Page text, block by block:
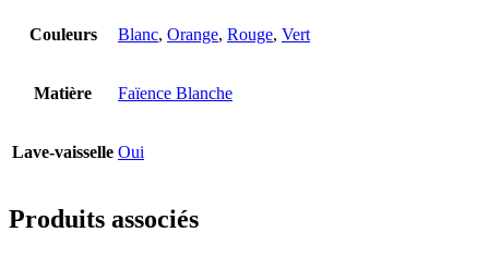
Couleurs Blanc, Orange, Rouge, Vert
Matière Faïence Blanche
Lave-vaisselle Oui
Produits associés